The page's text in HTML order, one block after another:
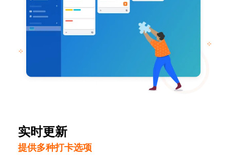
实时更新
提供多种打卡选项